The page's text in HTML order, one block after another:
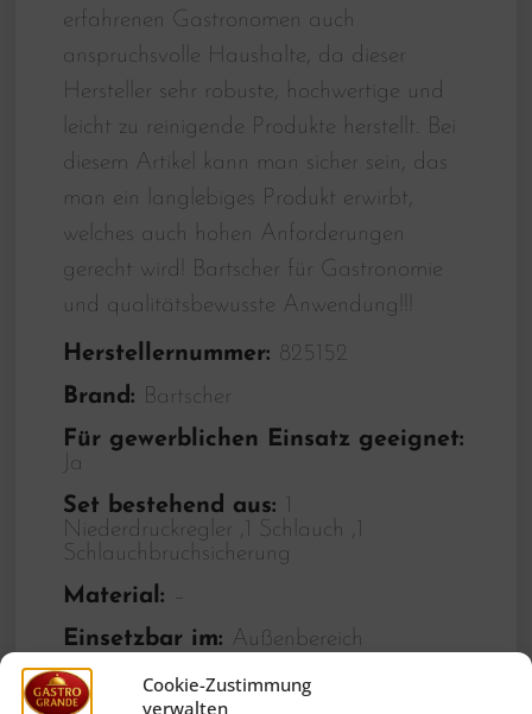
Cookie-Zustimmung
verwalten
erfahrenen Gastronomen auch
anspruchsvolle Haushalte, da dieser
Hersteller sehr robuste, hochwertige und
leicht zu reinigende Produkte herstellt. Bei
diesem Artikel kann man sicher sein, das
man ein langlebiges Produkt erwirbt,
welches auch hohen Anforderungen
gerecht wird! Bartscher für Gastronomie
und qualitätsbewusste Anwendung!!!
Herstellernummer: 825152
Brand: Bartscher
Für gewerblichen Einsatz geeignet:
Ja
Set bestehend aus: 1
Niederdruckregler ,1 Schlauch ,1
Schlauchbruchsicherung
Material: –
Einsetzbar im: Außenbereich
Wichtiger Hinweis:Nur für den
Außeneinsatz geeignet